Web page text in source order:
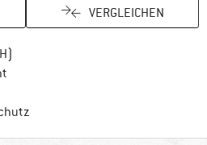
VERGLEICHEN
die Zahlungs-Infos hier! Öffnet